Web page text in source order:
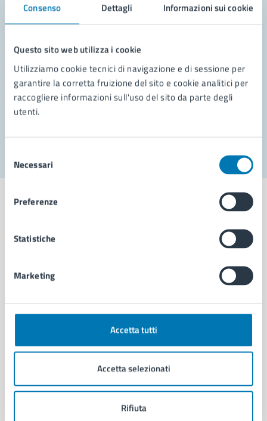
Consenso Dettagli Informazioni sui cookie
Questo sito web utilizza i cookie
Utilizziamo cookie tecnici di navigazione e di sessione per
garantire la corretta fruizione del sito e cookie analitici per
raccogliere informazioni sull'uso del sito da parte degli
utenti.
delNecessari
Preferenze
Statistiche
Marketing
Accetta tutti
Accetta selezionati
Rifiuta
Leggi le domande frequenti
Richiedi assistenza
Prenota appuntamento
Problemi in città
Comune di Napoli
AMMINISTRAZIONE
Organi di governo
Enti e fondazioni
Personale amministrativo
Intranet, posta aziendale e protocollo